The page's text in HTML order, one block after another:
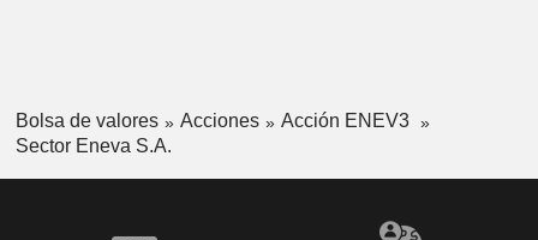
Bolsa de valores Acciones
Acción ENEV3
Sector Eneva S.A.